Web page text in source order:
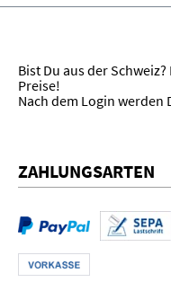
Bist Du aus der
Preise!
Nach dem Login werden
ZAHLUNGSARTEN